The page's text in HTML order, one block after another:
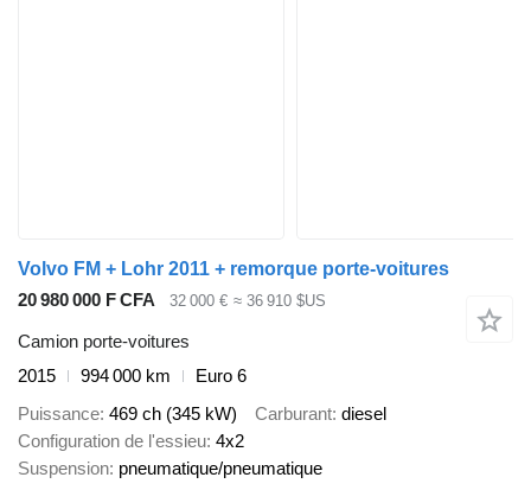
Volvo FM + Lohr 2011 + remorque porte-voitures
20 980 000 F CFA
32 000 € ≈ 36 910 $US
Camion porte-voitures
2015
994 000 km
Euro 6
Puissance 469 ch (345 kW) Carburant diesel
Configuration de l'essieu 4x2
Suspension pneumatique/pneumatique